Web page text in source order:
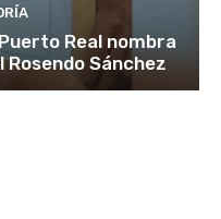
Real nombra
Rosendo Sánchez